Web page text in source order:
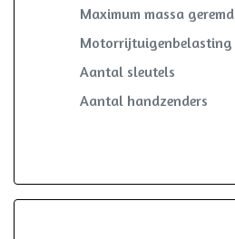
Maximum massa geremd
Motorrijtuigenbelasting
Aantal sleutels
Aantal handzenders